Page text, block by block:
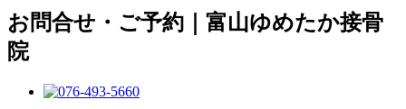
お問合せ・ご予約｜富山ゆめたか接骨
院